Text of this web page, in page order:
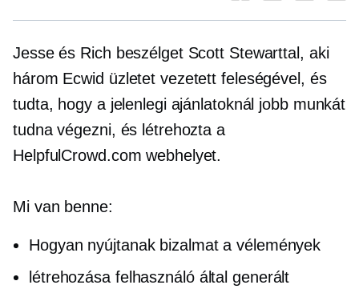
Jesse és Rich beszélget Scott Stewarttal, aki
három Ecwid üzletet vezetett feleségével, és
tudta, hogy a jelenlegi ajánlatoknál jobb munkát
tudna végezni, és létrehozta a
HelpfulCrowd.com webhelyet.
Mi van benne:
Hogyan nyújtanak bizalmat a vélemények
létrehozása felhasználó által generált